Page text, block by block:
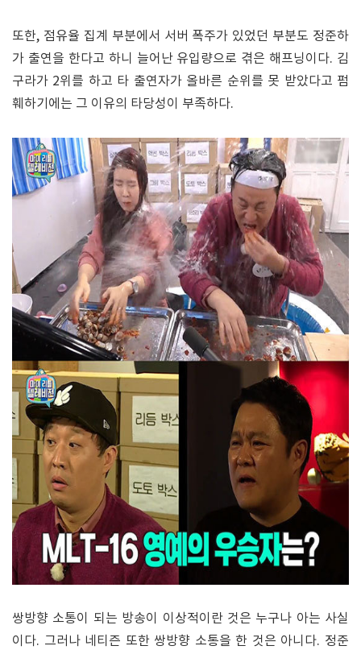
또한, 점유율 집계 부분에서 서버 폭주가 있었던 부분도 정준하
가 출연을 한다고 하니 늘어난 유입량으로 겪은 해프닝이다. 김
구라가 2위를 하고 타 출연자가 올바른 순위를 못 받았다고 펌
훼하기에는 그 이유의 타당성이 부족하다.
쌍방향 소통이 되는 방송이 이상적이란 것은 누구나 아는 사실
이다. 그러나 네티즌 또한 쌍방향 소통을 한 것은 아니다. 정준